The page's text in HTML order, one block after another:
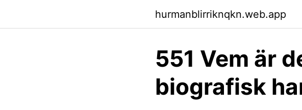
hurmanblirriknqkn.web.app
551 Vem är
biografisk